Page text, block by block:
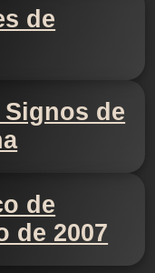
de
de
de
de 2007